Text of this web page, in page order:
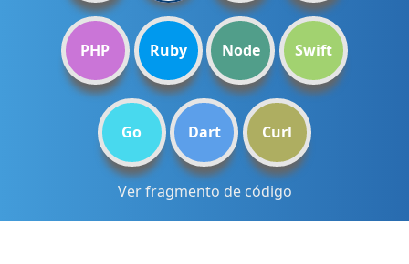
PHP Ruby Node Swift
Go Dart Curl
Ver fragmento de código